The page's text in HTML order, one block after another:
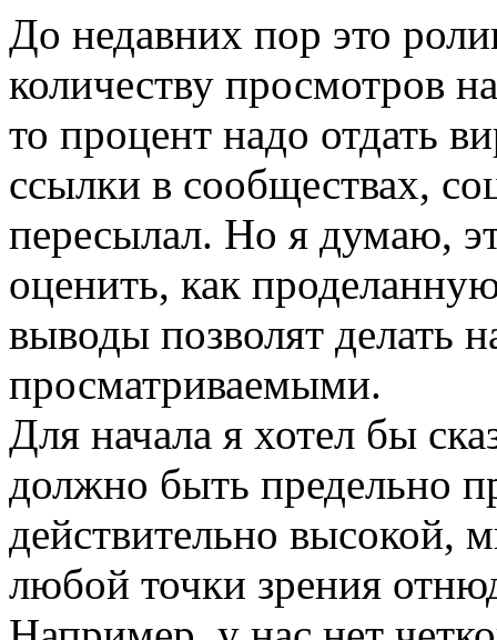
До недавних пор это
количеству просмотров
то процент надо отдать
ссылки в сообществах,
пересылал. Но я думаю,
оценить, как
выводы позволят делать
просматриваемыми.
Для начала я хотел бы
должно быть предельно
действительно высокой,
любой точки зрения